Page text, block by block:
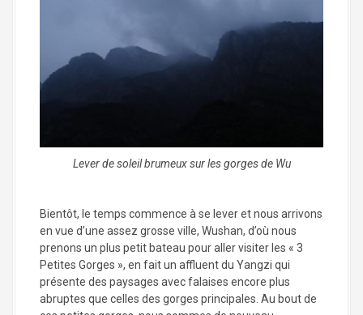
Lever de soleil brumeux sur les gorges de Wu
Bientôt, le temps commence à se lever et nous arrivons
en vue d’une assez grosse ville, Wushan, d’où nous
prenons un plus petit bateau pour aller visiter les « 3
Petites Gorges », en fait un affluent du Yangzi qui
présente des paysages avec falaises encore plus
abruptes que celles des gorges principales. Au bout de